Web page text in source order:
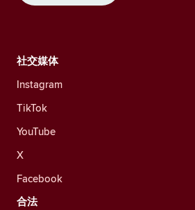
社交媒体
Instagram
TikTok
YouTube
X
Facebook
合法